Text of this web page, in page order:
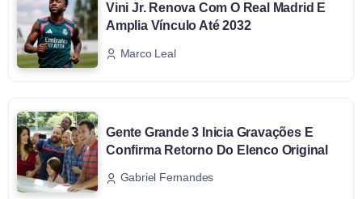
Vini Jr. Renova Com O Real Madrid E
Amplia Vínculo Até 2032
Marco Leal
Gente Grande 3 Inicia Gravações E
Confirma Retorno Do Elenco Original
Gabriel Fernandes